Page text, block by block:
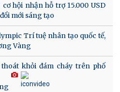
hội nhận hỗ trợ 15.000 USD
mới sáng tạo
Trí tuệ nhân tạo quốc tế,
Vàng
khỏi đám cháy trên phố